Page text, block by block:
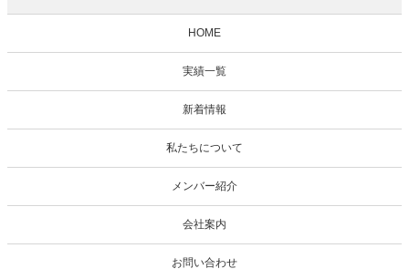
HOME
実績一覧
新着情報
私たちについて
メンバー紹介
会社案内
お問い合わせ